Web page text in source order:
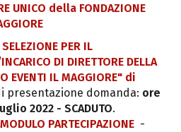
UNICO della FONDAZIONE
PER IL
DI DIRETTORE DELLA
EVENTI IL MAGGIORE" di
presentazione domanda: ore
2022 - SCADUTO.
MODULO PARTECIPAZIONE -